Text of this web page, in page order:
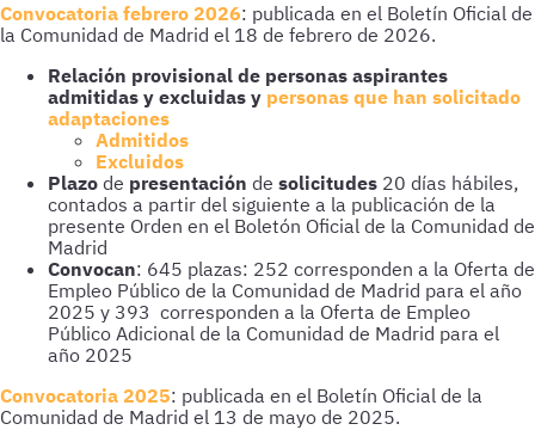
Convocatoria febrero 2026: publicada en el Boletín Oficial de
la Comunidad de Madrid el 18 de febrero de 2026.
Relación provisional de personas aspirantes
admitidas y excluidas y personas que han solicitado
adaptaciones
Admitidos
Excluidos
Plazo de presentación de solicitudes 20 días hábiles,
contados a partir del siguiente a la publicación de la
presente Orden en el Boletón Oficial de la Comunidad de
Madrid
Convocan: 645 plazas: 252 corresponden a la Oferta de
Empleo Público de la Comunidad de Madrid para el año
2025 y 393 corresponden a la Oferta de Empleo
Público Adicional de la Comunidad de Madrid para el
año 2025
Convocatoria 2025: publicada en el Boletín Oficial de la
Comunidad de Madrid el 13 de mayo de 2025.